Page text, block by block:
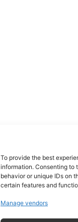
To provide the best
information. Consenting to
behavior or unique IDs on
certain features and
Manage vendors